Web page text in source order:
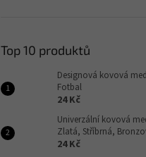
Top 10 produktů
Designová kovová
Fotbal
24 Kč
Univerzální kovová
Zlatá, Stříbrná,
24 Kč